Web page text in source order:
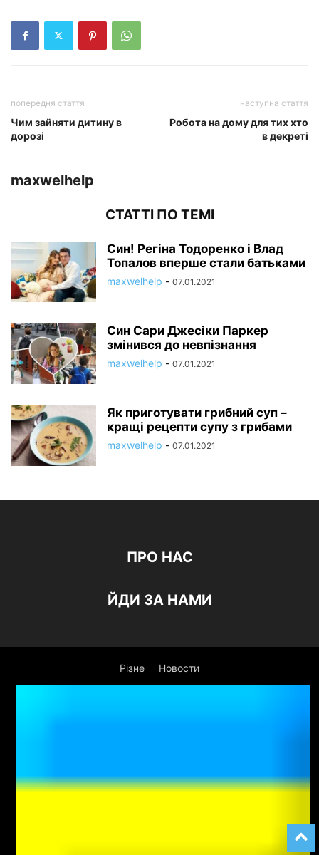
попередня стаття
Чим зайняти дитину в
дорозі
наступна стаття
Робота на дому для тих хто
в декреті
maxwelhelp
СТАТТІ ПО ТЕМІ
Син! Регіна Тодоренко і Влад
Топалов вперше стали батьками
maxwelhelp - 07.01.2021
Син Сари Джесіки Паркер
змінився до невпізнання
maxwelhelp - 07.01.2021
Як приготувати грибний суп –
кращі рецепти супу з грибами
maxwelhelp - 07.01.2021
ПРО НАС
ЙДИ ЗА НАМИ
Різне Новости